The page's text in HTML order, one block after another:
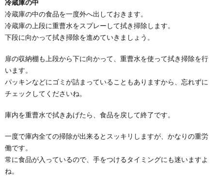
冷蔵庫の中
冷蔵庫の中の食品を一度外へ出しておきます。
冷蔵庫の上段に重曹水をスプレーして拭き掃除します。
下段に向かって拭き掃除を進めていきましょう。
扉の収納棚も上段から下に向かって、重曹水を使って拭き掃除を行
います。
パッキンなどにゴミが詰まっていることもありますから、忘れずに
チェックしてくださいね。
庫内を重曹水で拭きあげたら、食品を戻して終了です。
一度で庫内全ての掃除が出来るとスッキリしますが、かなりの重労
働です。
常に食品が入っているので、手をつけるタイミングにも迷いますよ
ね。